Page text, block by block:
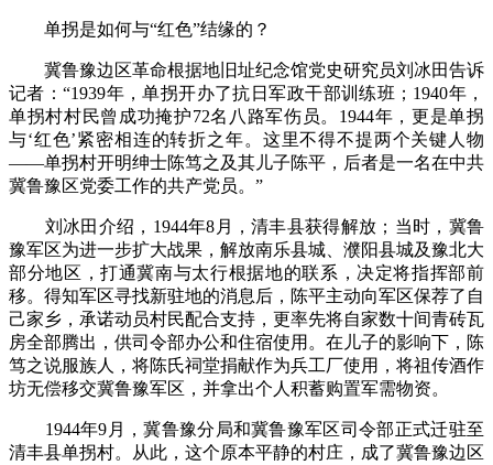
单拐是如何与“红色”结缘的？
冀鲁豫边区革命根据地旧址纪念馆党史研究员刘冰田告诉
记者：“1939年，单拐开办了抗日军政干部训练班；1940年，
单拐村村民曾成功掩护72名八路军伤员。1944年，更是单拐
与‘红色’紧密相连的转折之年。这里不得不提两个关键人物
——单拐村开明绅士陈笃之及其儿子陈平，后者是一名在中共
冀鲁豫区党委工作的共产党员。”
刘冰田介绍，1944年8月，清丰县获得解放；当时，冀鲁
豫军区为进一步扩大战果，解放南乐县城、濮阳县城及豫北大
部分地区，打通冀南与太行根据地的联系，决定将指挥部前
移。得知军区寻找新驻地的消息后，陈平主动向军区保荐了自
己家乡，承诺动员村民配合支持，更率先将自家数十间青砖瓦
房全部腾出，供司令部办公和住宿使用。在儿子的影响下，陈
笃之说服族人，将陈氏祠堂捐献作为兵工厂使用，将祖传酒作
坊无偿移交冀鲁豫军区，并拿出个人积蓄购置军需物资。
1944年9月，冀鲁豫分局和冀鲁豫军区司令部正式迁驻至
清丰县单拐村。从此，这个原本平静的村庄，成了冀鲁豫边区